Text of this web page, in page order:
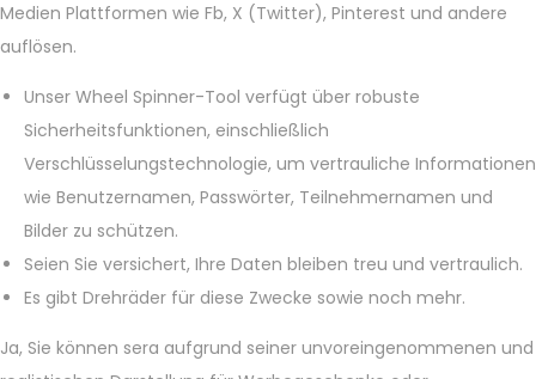
Medien Plattformen wie Fb, X (Twitter), Pinterest und andere
auflösen.
Unser Wheel Spinner-Tool verfügt über robuste
Sicherheitsfunktionen, einschließlich
Verschlüsselungstechnologie, um vertrauliche Informationen
wie Benutzernamen, Passwörter, Teilnehmernamen und
Bilder zu schützen.
Seien Sie versichert, Ihre Daten bleiben treu und vertraulich.
Es gibt Drehräder für diese Zwecke sowie noch mehr.
Ja, Sie können sera aufgrund seiner unvoreingenommenen und